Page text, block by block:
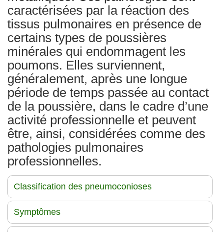
caractérisées par la réaction des
tissus pulmonaires en présence de
certains types de poussières
minérales qui endommagent les
poumons. Elles surviennent,
généralement, après une longue
période de temps passée au contact
de la poussière, dans le cadre d’une
activité professionnelle et peuvent
être, ainsi, considérées comme des
pathologies pulmonaires
professionnelles.
Classification des pneumoconioses
Symptômes